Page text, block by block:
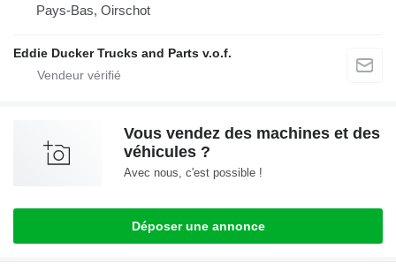
Pays-Bas, Oirschot
Eddie Ducker Trucks and Parts v.o.f.
Vous vendez des machines et des
véhicules ?
Avec nous, c'est possible !
Déposer une annonce